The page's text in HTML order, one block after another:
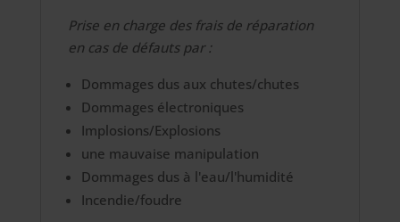
Prise en charge des frais de réparation
en cas de défauts par :
Dommages dus aux chutes/chutes
Dommages électroniques
Implosions/Explosions
une mauvaise manipulation
Dommages dus à l'eau/l'humidité
Incendie/foudre